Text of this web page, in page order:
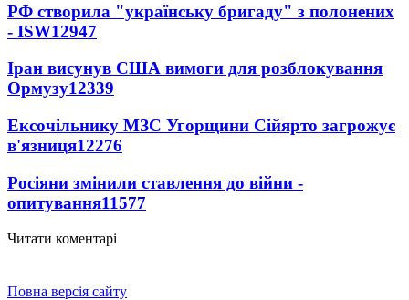
РФ створила "українську бригаду" з полонених
- ISW12947
Іран висунув США вимоги для розблокування
Ормузу12339
Ексочільнику МЗС Угорщини Сійярто загрожує
в'язниця12276
Росіяни змінили ставлення до війни -
опитування11577
Читати коментарі
Повна версія сайту